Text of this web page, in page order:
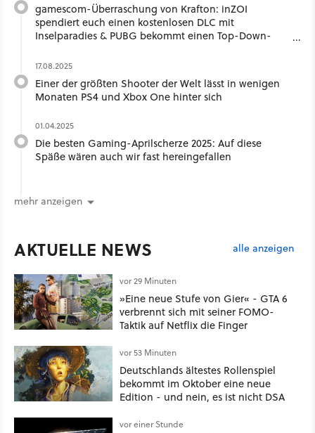
gamescom-Überraschung von Krafton: inZOI
spendiert euch einen kostenlosen DLC mit
Inselparadies & PUBG bekommt einen Top-Down-
17.08.2025
Einer der größten Shooter der Welt lässt in wenigen
Monaten PS4 und Xbox One hinter sich
01.04.2025
Die besten Gaming-Aprilscherze 2025: Auf diese
Späße wären auch wir fast hereingefallen
mehr anzeigen
AKTUELLE NEWS alle anzeigen
vor 29 Minuten
»Eine neue Stufe von Gier« - GTA 6
verbrennt sich mit seiner FOMO-
Taktik auf Netflix die Finger
vor 53 Minuten
Deutschlands ältestes Rollenspiel
bekommt im Oktober eine neue
Edition - und nein, es ist nicht DSA
vor einer Stunde